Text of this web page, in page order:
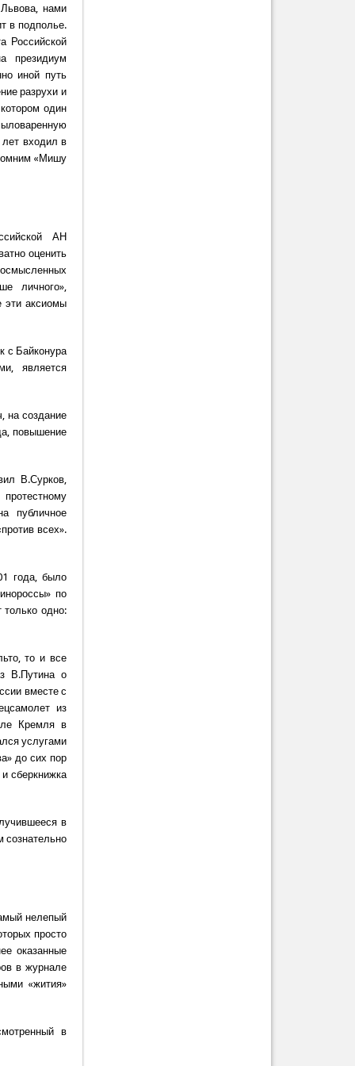
Львова, нами
в подполье.
Российской
президиум
иной путь
разрухи и
один
входил в
«Мишу
АН
оценить
осмысленных
личного»,
эти аксиомы
с Байконура
является
на создание
повышение
В.Сурков,
публичное
всех».
года, было
по
одно:
то и все
В.Путина о
вместе с
из
Кремля в
услугами
до сих пор
сберкнижка
в
сознательно
нелепый
просто
оказанные
в журнале
«жития»
в